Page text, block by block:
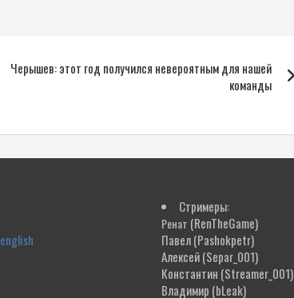
Черышев: этот год получился невероятным для нашей
команды
english
Стримеры:
Ренат (RenTheGame)
Павел(Pashokpetr)
Алексей(Separ_001)
Константин (Streamer_001)
Владимир (bLeak)